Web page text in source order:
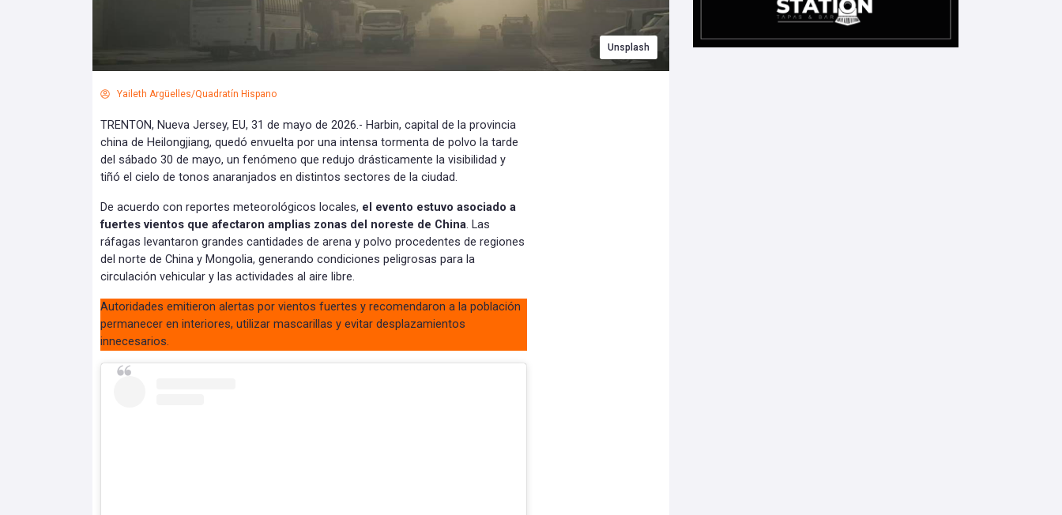
Unsplash
Yaileth Argüelles/Quadratín Hispano
TRENTON, Nueva Jersey, EU, 31 de mayo de 2026.- Harbin, capital de la provincia
china de Heilongjiang, quedó envuelta por una intensa tormenta de polvo la tarde
del sábado 30 de mayo, un fenómeno que redujo drásticamente la visibilidad y
tiñó el cielo de tonos anaranjados en distintos sectores de la ciudad.
De acuerdo con reportes meteorológicos locales, el evento estuvo asociado a
fuertes vientos que afectaron amplias zonas del noreste de China. Las
ráfagas levantaron grandes cantidades de arena y polvo procedentes de regiones
del norte de China y Mongolia, generando condiciones peligrosas para la
circulación vehicular y las actividades al aire libre.
Autoridades emitieron alertas por vientos fuertes y recomendaron a la población
permanecer en interiores, utilizar mascarillas y evitar desplazamientos
innecesarios.